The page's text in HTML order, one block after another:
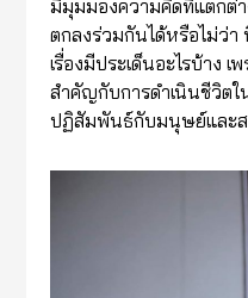
มีมุมมองความคิดที่แตกต่
ตกลงร่วมกันได้หรือไม่ว่
เรื่องมีประเด็นอะไรบ้าง
สำคัญกับการดำเนินชีวิตใ
ปฏิสัมพันธ์กับมนุษย์และส